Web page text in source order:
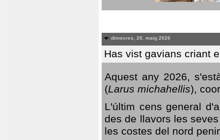
dimecres, 20. maig 2026
Has vist gavians criant
Aquest any 2026,
(Larus michahellis),
L'últim cens general
des de llavors les
les costes del nord